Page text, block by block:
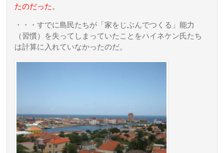
たのだった。
・・・すでに島民たちが「家をじぶんでつくる」能力
（習慣）を失ってしまっていたことをハイネケン氏たち
は計算に入れていなかったのだ。